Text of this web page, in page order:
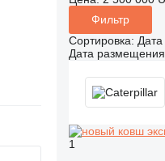
Фильтр
Сортировка:
Дата размещения
1